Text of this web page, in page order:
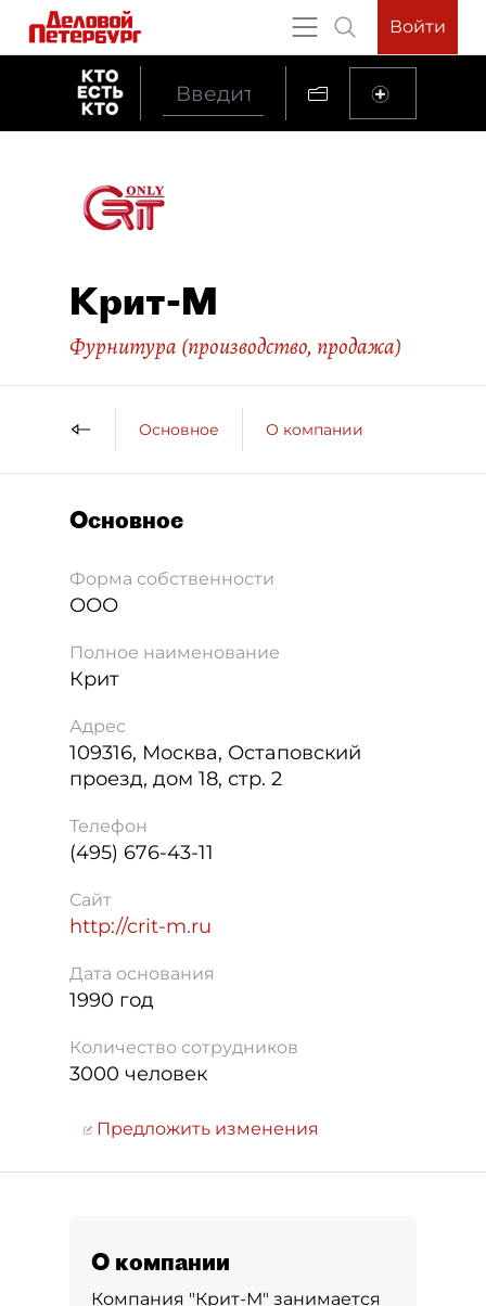
Войти
Крит-М
Фурнитура (производство, продажа)
Основное О компании
Основное
Форма собственности
ООО
Полное наименование
Крит
Адрес
109316, Москва, Остаповский
проезд, дом 18, стр. 2
Телефон
(495) 676-43-11
Сайт
http://crit-m.ru
Дата основания
1990 год
Количество сотрудников
3000 человек
Предложить изменения
О компании
Компания "Крит-М" занимается